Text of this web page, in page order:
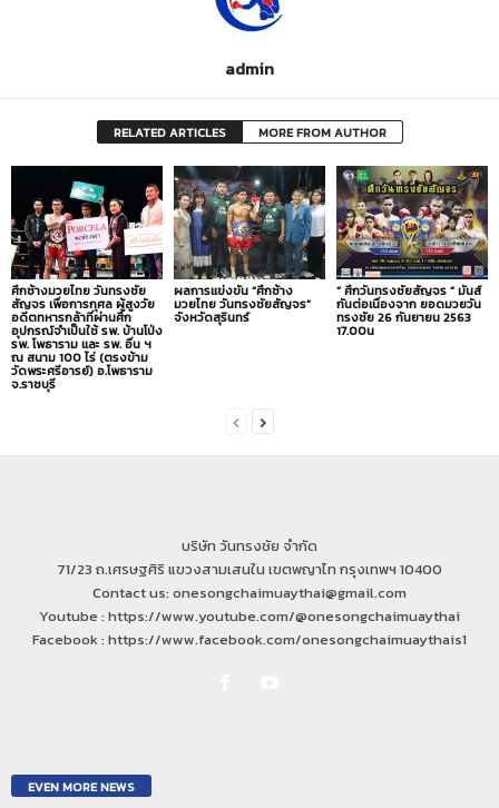
admin
RELATED ARTICLES MORE FROM AUTHOR
ศึกช้างมวยไทย วันทรงชัย
สัญจร เพื่อการกุศล ผู้สูงวัย
อดีตทหารกล้าที่ผ่านศึก
อุปกรณ์จำเป็นใช้ รพ. บ้านโป่ง
รพ. โพธาราม และ รพ. อื่น ฯ
ณ สนาม 100 ไร่ (ตรงข้าม
วัดพระศรีอารย์) อ.โพธาราม
จ.ราชบุรี
ผลการแข่งขัน “ศึกช้าง
มวยไทย วันทรงชัยสัญจร”
จังหวัดสุรินทร์
” ศึกวันทรงชัยสัญจร ” มันส์
กันต่อเนื่องจาก ยอดมวยวัน
ทรงชัย 26 กันยายน 2563
17.00น
บริษัท วันทรงชัย จำกัด
71/23 ถ.เศรษฐศิริ แขวงสามเสนใน เขตพญาไท กรุงเทพฯ 10400
Contact us: onesongchaimuaythai@gmail.com
Youtube : https://www.youtube.com/@onesongchaimuaythai
Facebook : https://www.facebook.com/onesongchaimuaythais1
EVEN MORE NEWS